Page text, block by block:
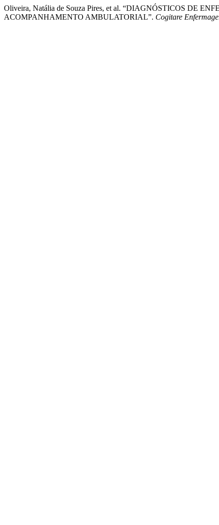
Oliveira, Natália de Souza Pires, et al. “DIAGNÓSTICOS DE
ACOMPANHAMENTO AMBULATORIAL”. Cogitare